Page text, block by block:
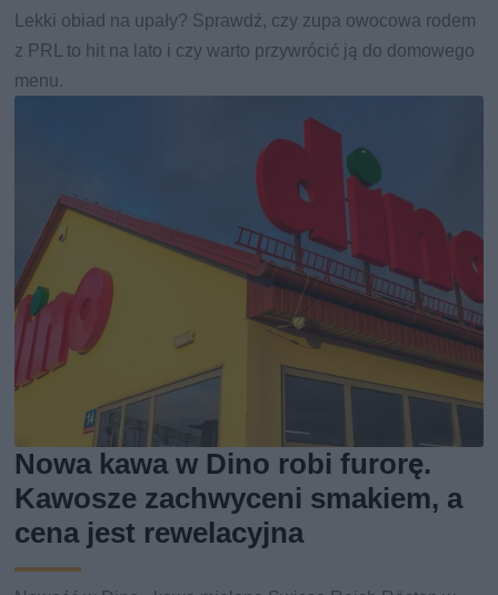
Lekki obiad na upały? Sprawdź, czy zupa owocowa rodem
z PRL to hit na lato i czy warto przywrócić ją do domowego
menu.
Nowa kawa w Dino robi furorę.
Kawosze zachwyceni smakiem, a
cena jest rewelacyjna